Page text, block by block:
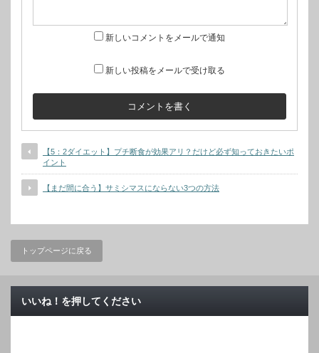
新しいコメントをメールで通知
新しい投稿をメールで受け取る
【5：2ダイエット】プチ断食が効果アリ？だけど必ず知っておきたいポ
イント
【まだ間に合う】サミシマスにならない3つの方法
トップページに戻る
いいね！を押してください